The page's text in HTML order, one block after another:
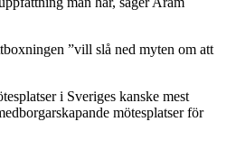
”vill slå ned myten om att
i Sveriges kanske mest
mötesplatser för